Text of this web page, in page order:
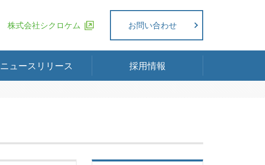
株式会社シクロケム お問い合わせ
ニュースリリース 採用情報